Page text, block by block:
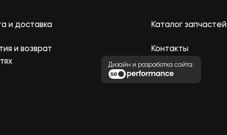
и доставка
и возврат
Каталог запчастей
Контакты
Дизайн и разработка сайта: